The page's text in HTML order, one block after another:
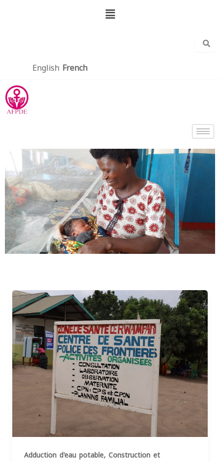
Menu
English French
Adduction d'eau potable, Construction et